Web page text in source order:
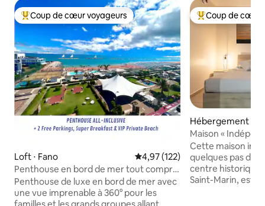
Coups de cœur voyageurs les plus appréciés
Coup de cœur voyageurs
Loft ⋅ Fano Évaluation moyenne sur la
4,97 (122)
Penthouse en bord de mer tout compris
pour les familles
Penthouse de luxe en bord de mer avec
une vue imprenable à 360° pour les
Coups de cœur
Coup de cœur
Hébergement ⋅
Maison «
centre historique
Cette maison
quelques pas
centre historique
Saint-Marin, est